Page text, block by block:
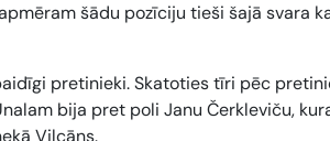
šādu pozīciju tieši šajā svara
pretinieki. Skatoties tīri pēc
bija pret poli Janu Čerkleviču,